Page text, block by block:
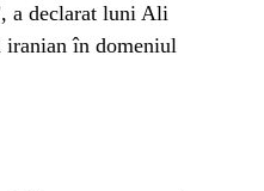
a declarat luni Ali
în domeniul